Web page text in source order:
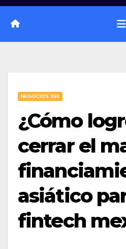
NEGOCIOS 360
¿Cómo
cerrar el
asiático
fintech